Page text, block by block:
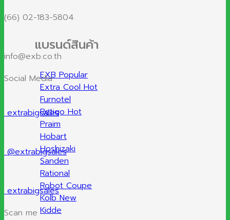
แบรนด์สินค้า
EXB
Extra Cool
Furnotel
Retigo
Praim
Hobart
Hoshizaki
Sanden
Rational
Robot Coupe
Kolb
Kidde
(66) 02-183-5804
info@exb.co.th
Social Media
extrabigsales
@extrabigsales
extrabigsales
Scan me